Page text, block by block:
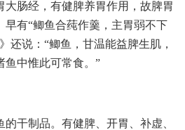
大肠经，有健脾养胃作用，故脾胃
早有“鲫鱼合莼作羹，主胃弱不下
还说：“鲫鱼，甘温能益脾生肌，
鱼中惟此可常食。”
干制品。有健脾、开胃、补虚、